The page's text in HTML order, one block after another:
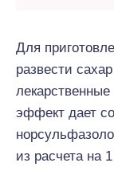
Для
развести
эффект дает
из расчета на